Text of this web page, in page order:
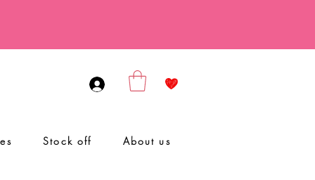
Stock off About us